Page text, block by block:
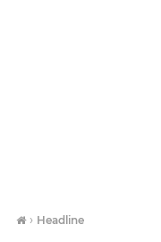
› Headline